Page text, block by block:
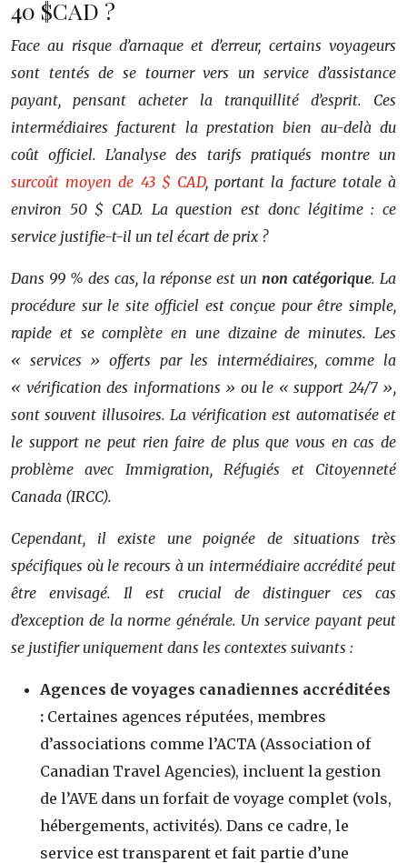
40 $CAD ?
Face au risque d’arnaque et d’erreur, certains voyageurs
sont tentés de se tourner vers un service d’assistance
payant, pensant acheter la tranquillité d’esprit. Ces
intermédiaires facturent la prestation bien au-delà du
coût officiel. L’analyse des tarifs pratiqués montre un
surcoût moyen de 43 $ CAD, portant la facture totale à
environ 50 $ CAD. La question est donc légitime : ce
service justifie-t-il un tel écart de prix ?
Dans 99 % des cas, la réponse est un non catégorique. La
procédure sur le site officiel est conçue pour être simple,
rapide et se complète en une dizaine de minutes. Les
« services » offerts par les intermédiaires, comme la
« vérification des informations » ou le « support 24/7 »,
sont souvent illusoires. La vérification est automatisée et
le support ne peut rien faire de plus que vous en cas de
problème avec Immigration, Réfugiés et Citoyenneté
Canada (IRCC).
Cependant, il existe une poignée de situations très
spécifiques où le recours à un intermédiaire accrédité peut
être envisagé. Il est crucial de distinguer ces cas
d’exception de la norme générale. Un service payant peut
se justifier uniquement dans les contextes suivants :
Agences de voyages canadiennes accréditées
: Certaines agences réputées, membres
d’associations comme l’ACTA (Association of
Canadian Travel Agencies), incluent la gestion
de l’AVE dans un forfait de voyage complet (vols,
hébergements, activités). Dans ce cadre, le
service est transparent et fait partie d’une